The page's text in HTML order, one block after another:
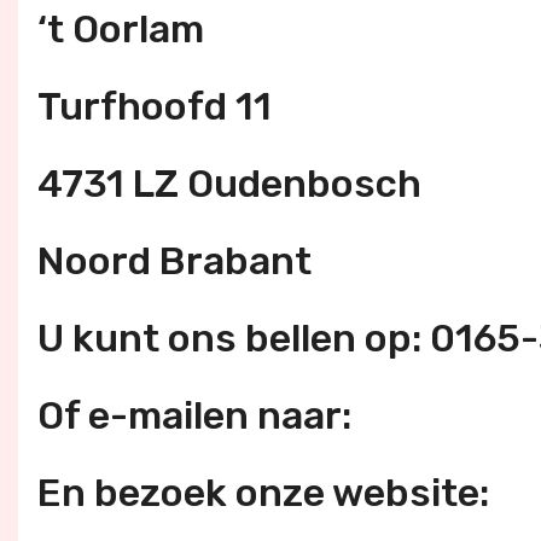
‘t Oorlam
Turfhoofd 11
4731 LZ Oudenbosch
Noord Brabant
U kunt ons bellen op: 0165-
Of e-mailen naar:
En bezoek onze website: